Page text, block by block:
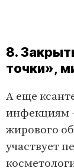
8.
точки»,
А еще
инфекциям
жирового
участвует